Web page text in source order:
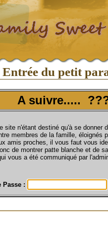
Entrée du petit
A suivre.....
site n'étant destiné qu'à se donner
membres de la famille, éloignés
amis proches, il vous faut vous
de montrer patte blanche et de
vous a été communiqué par
Passe :